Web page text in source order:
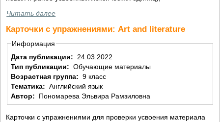
Читать далее
Карточки с упражнениями: Art and literature
Информация
Дата публикации:
24.03.2022
Тип публикации: Обучающие материалы
Возрастная группа: 9 класс
Тематика: Английский язык
Автор:
Пономарева Эльвира Рамзиловна
Карточки с упражнениями для проверки усвоения материала